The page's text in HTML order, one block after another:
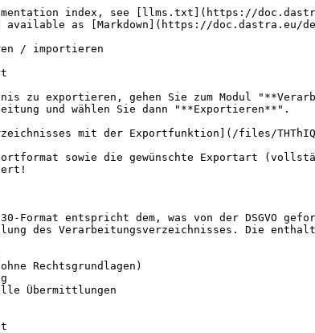
index, see [llms.txt](https://
available as [Markdown](https://
/ importieren
zu exportieren, gehen Sie zum Modul
und wählen Sie dann "**Exportieren**".
mit der Exportfunktion](/files/
sowie die gewünschte Exportart
Format entspricht dem, was von der DSGVO
des Verarbeitungsverzeichnisses. Die
Rechtsgrundlagen)
Übermittlungen